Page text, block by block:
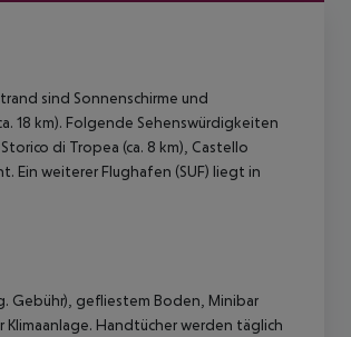
sind Sonnenschirme und
18 km). Folgende Sehenswürdigkeiten
di Tropea (ca. 8 km), Castello
Ein weiterer Flughafen (SUF) liegt in
gefliestem Boden, Minibar
Handtücher werden täglich